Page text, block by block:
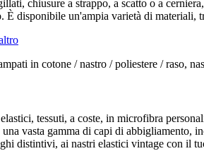
chiusure a strappo, a scatto o a
È disponibile un'ampia varietà di materiali,
tessuti, a coste, in microfibra
vasta gamma di capi di abbigliamento,
distintivi, ai nastri elastici vintage con il